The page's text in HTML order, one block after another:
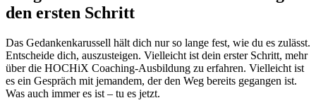
den ersten Schritt
Das Gedankenkarussell hält dich nur so lange fest, wie du es zulässt.
Entscheide dich, auszusteigen. Vielleicht ist dein erster Schritt, mehr
über die HOCHiX Coaching-Ausbildung zu erfahren. Vielleicht ist
es ein Gespräch mit jemandem, der den Weg bereits gegangen ist.
Was auch immer es ist – tu es jetzt.